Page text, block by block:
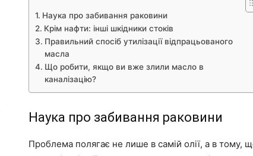
Наука про забивання раковини
Крім нафти: інші шкідники стоків
Правильний спосіб утилізації відпрацьованого
масла
Що робити, якщо ви вже злили масло в
каналізацію?
Наука про забивання раковини
Проблема полягає не лише в самій олії, а в тому,